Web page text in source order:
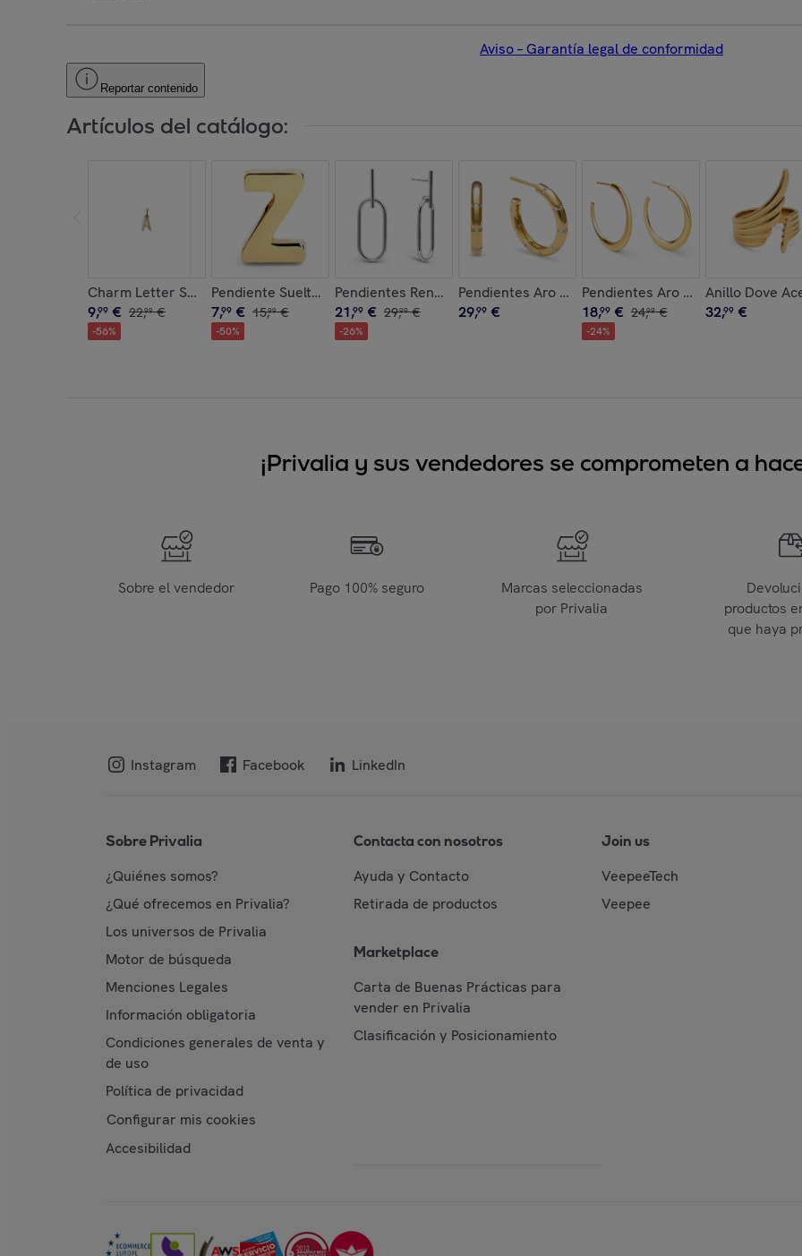
Aviso – Garantía legal de conformidad
Reportar contenido
Artículos del catálogo:
Charm Letter Spark Plata Baño Oro
9,99 € 22,99 €
-56%
Pendiente Suelto Letter Plata
7,99 € 15,99 €
-50%
Pendientes Renata
21,99 € 29,99 €
-26%
Pendientes Aro Starla Sparks M Baño Oro
29,99 €
Pendientes Aro Cenit Baño Oro
18,99 € 24,99 €
-24%
Anillo Dove
32,99 €
¡Privalia y sus vendedores se comprometen a
Sobre el vendedor Pago 100% seguro
Marcas seleccionadas
por Privalia
productos
que haya
Instagram Facebook LinkedIn
Sobre Privalia
¿Quiénes somos?
¿Qué ofrecemos en Privalia?
Los universos de Privalia
Motor de búsqueda
Menciones Legales
Información obligatoria
Condiciones generales de venta y
de uso
Política de privacidad
Configurar mis cookies
Accesibilidad
Contacta con nosotros
Ayuda y Contacto
Retirada de productos
Marketplace
Carta de Buenas Prácticas para
vender en Privalia
Clasificación y Posicionamiento
Join us
VeepeeTech
Veepee